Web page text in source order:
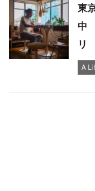
東
中
リ
A